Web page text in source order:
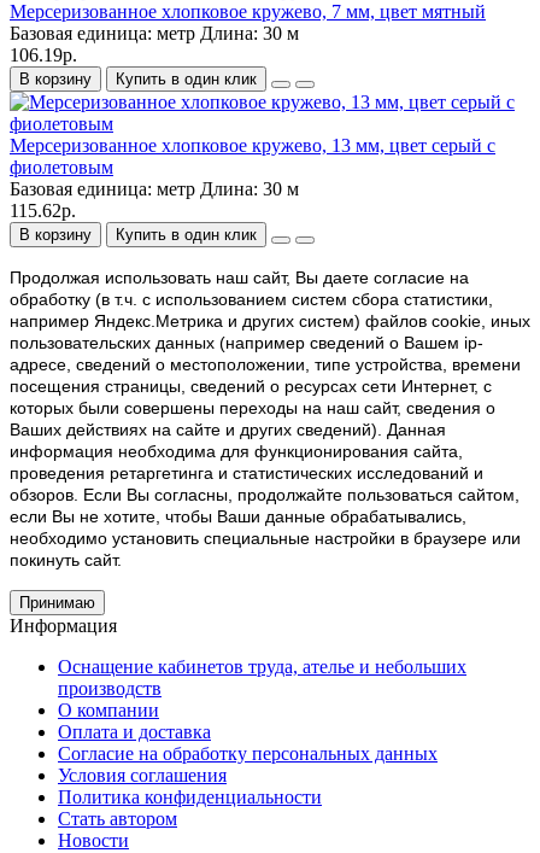
Мерсеризованное хлопковое кружево, 7 мм, цвет мятный
Базовая единица: метр Длина: 30 м
106.19р.
В корзину Купить в один клик
Мерсеризованное хлопковое кружево, 13 мм, цвет серый с
фиолетовым
Базовая единица: метр Длина: 30 м
115.62р.
В корзину Купить в один клик
Продолжая использовать наш cайт, Вы даете согласие на
обработку (в т.ч. с использованием систем сбора статистики,
например Яндекс.Метрика и других систем) файлов cookie, иных
пользовательских данных (например сведений о Вашем ip-
адресе, сведений о местоположении, типе устройства, времени
посещения страницы, сведений о ресурсах сети Интернет, с
которых были совершены переходы на наш сайт, сведения о
Ваших действиях на сайте и других сведений). Данная
информация необходима для функционирования сайта,
проведения ретаргетинга и статистических исследований и
обзоров. Если Вы согласны, продолжайте пользоваться сайтом,
если Вы не хотите, чтобы Ваши данные обрабатывались,
необходимо установить специальные настройки в браузере или
покинуть сайт.
Принимаю
Информация
Оснащение кабинетов труда, ателье и небольших
производств
О компании
Оплата и доставка
Согласие на обработку персональных данных
Условия соглашения
Политика конфиденциальности
Стать автором
Новости